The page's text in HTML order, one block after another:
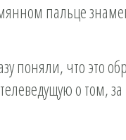
пальце
поняли, что это
о том, за